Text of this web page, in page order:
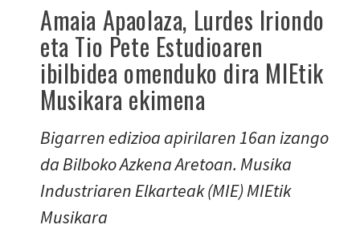
Amaia Apaolaza, Lurdes Iriondo
eta Tio Pete Estudioaren
ibilbidea omenduko dira MIEtik
Musikara ekimena
Bigarren edizioa apirilaren 16an izango
da Bilboko Azkena Aretoan. Musika
Industriaren Elkarteak (MIE) MIEtik
Musikara